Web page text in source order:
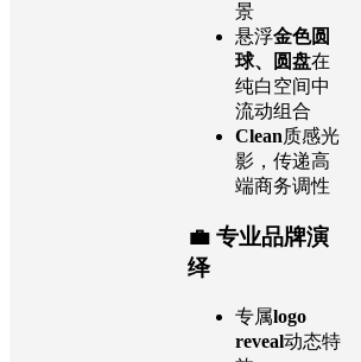
景
悬浮金色圆
球、圆盘在
纯白空间中
流动组合
Clean质感光
影，传递高
端商务调性
💼 专业品牌演
绎
专属logo
reveal动态特